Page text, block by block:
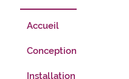
Accueil
Conception
Installation